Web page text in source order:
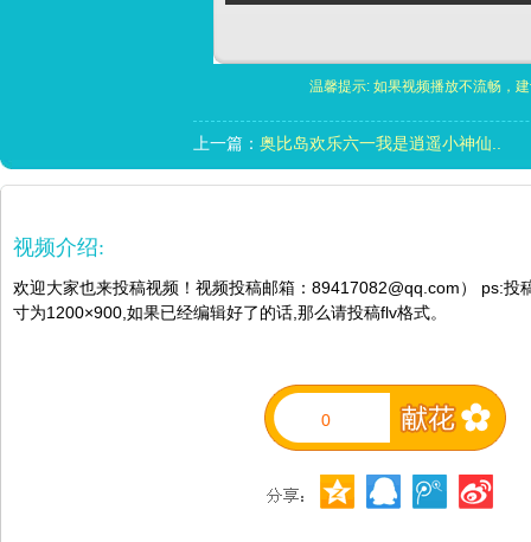
温馨提示: 如果视频播放不流畅，
上一篇： 奥比岛欢乐六一我是逍遥小神仙..
视频介绍:
欢迎大家也来投稿视频！视频投稿邮箱：89417082@qq.com） ps:投
寸为1200×900,如果已经编辑好了的话,那么请投稿flv格式。
0